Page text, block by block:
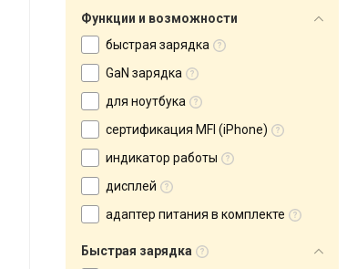
Функции и возможности
быстрая зарядка
GaN зарядка
для ноутбука
сертификация MFI (iPhone)
индикатор работы
дисплей
адаптер питания в комплекте
Быстрая зарядка